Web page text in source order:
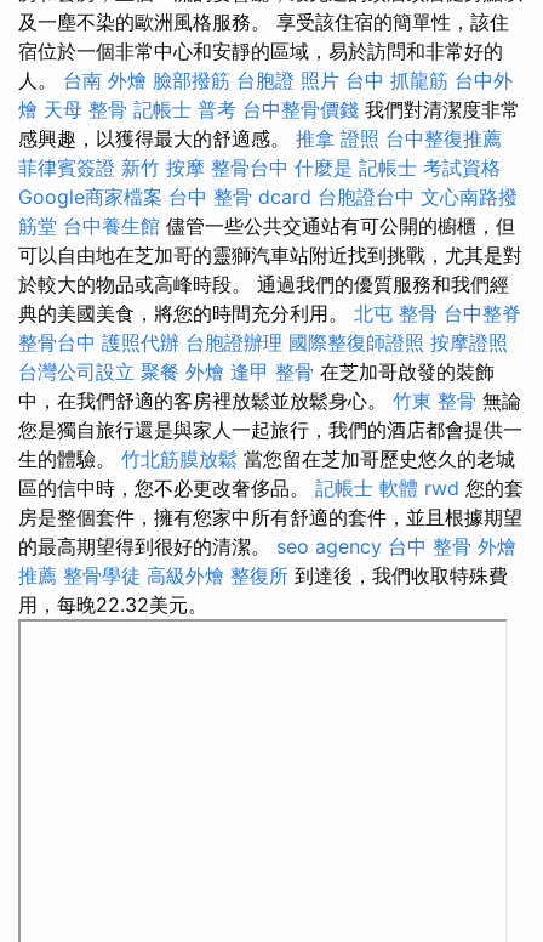
及一塵不染的歐洲風格服務。 享受該住宿的簡單性，該住
宿位於一個非常中心和安靜的區域，易於訪問和非常好的
人。 台南 外燴 臉部撥筋 台胞證 照片 台中 抓龍筋 台中外
燴 天母 整骨 記帳士 普考 台中整骨價錢 我們對清潔度非常
感興趣，以獲得最大的舒適感。 推拿 證照 台中整復推薦
菲律賓簽證 新竹 按摩 整骨台中 什麼是 記帳士 考試資格
Google商家檔案 台中 整骨 dcard 台胞證台中 文心南路撥
筋堂 台中養生館 儘管一些公共交通站有可公開的櫥櫃，但
可以自由地在芝加哥的靈獅汽車站附近找到挑戰，尤其是對
於較大的物品或高峰時段。 通過我們的優質服務和我們經
典的美國美食，將您的時間充分利用。 北屯 整骨 台中整脊
整骨台中 護照代辦 台胞證辦理 國際整復師證照 按摩證照
台灣公司設立 聚餐 外燴 逢甲 整骨 在芝加哥啟發的裝飾
中，在我們舒適的客房裡放鬆並放鬆身心。 竹東 整骨 無論
您是獨自旅行還是與家人一起旅行，我們的酒店都會提供一
生的體驗。 竹北筋膜放鬆 當您留在芝加哥歷史悠久的老城
區的信中時，您不必更改奢侈品。 記帳士 軟體 rwd 您的套
房是整個套件，擁有您家中所有舒適的套件，並且根據期望
的最高期望得到很好的清潔。 seo agency 台中 整骨 外燴
推薦 整骨學徒 高級外燴 整復所 到達後，我們收取特殊費
用，每晚22.32美元。